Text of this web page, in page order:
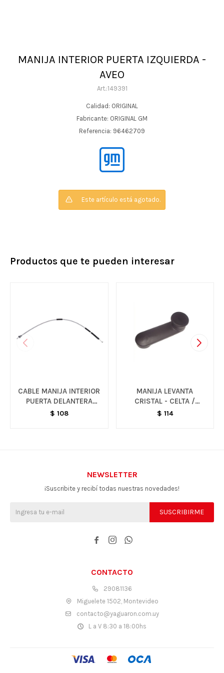
MANIJA INTERIOR PUERTA IZQUIERDA -
AVEO
149391
Calidad: ORIGINAL
Fabricante: ORIGINAL GM
Referencia: 96462709
Este artículo está agotado.
Productos que te pueden interesar
CABLE MANIJA INTERIOR
PUERTA DELANTERA
IZQUIERDA - CELTA
$ 108
MANIJA LEVANTA
CRISTAL - CELTA /
CORSA
$ 114
CONTACTO
29081136
Miguelete 1502, Montevideo
contacto@yaguaron.com.uy
L a V 8:30 a 18:00hs
NEWSLETTER
¡Suscribite y recibí todas nuestras novedades!
SUSCRIBIRME
  